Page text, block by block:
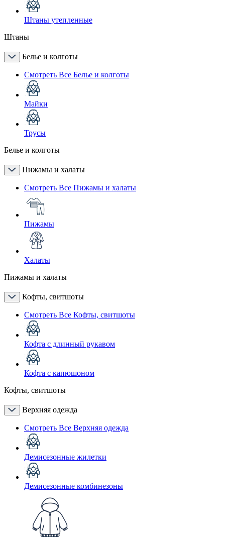
Штаны утепленные
Штаны
Белье и колготы
Смотреть Все Белье и колготы
Майки
Трусы
Белье и колготы
Пижамы и халаты
Смотреть Все Пижамы и халаты
Пижамы
Халаты
Пижамы и халаты
Кофты, свитшоты
Смотреть Все Кофты, свитшоты
Кофта с длинный рукавом
Кофта с капюшоном
Кофты, свитшоты
Верхняя одежда
Смотреть Все Верхняя одежда
Демисезонные жилетки
Демисезонные комбинезоны